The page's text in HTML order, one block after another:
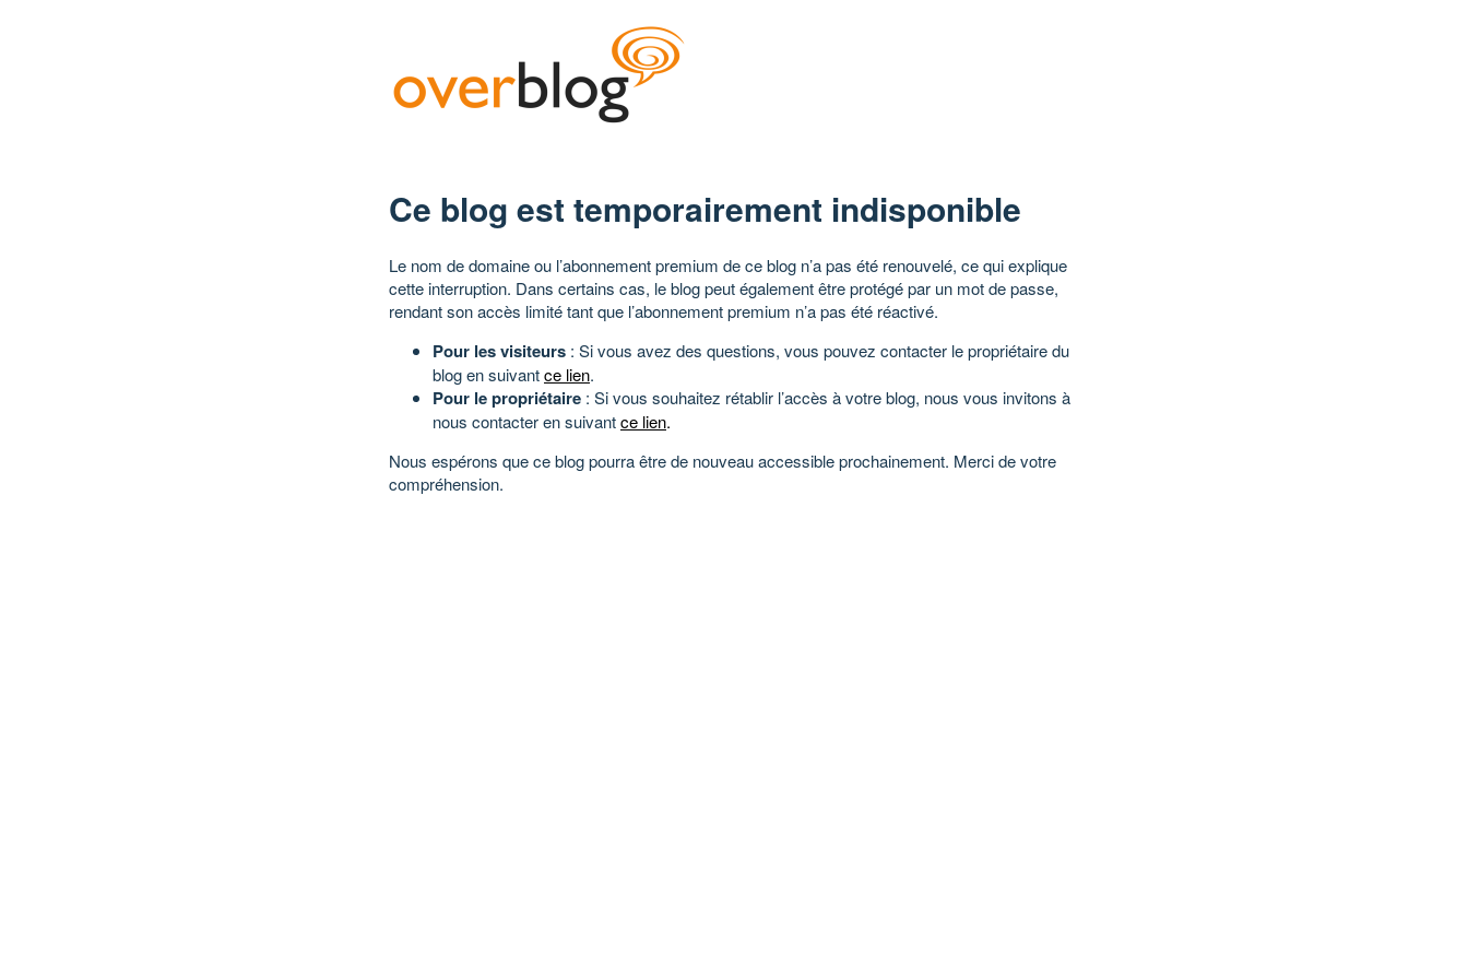
Ce blog est temporairement indisponible
Le nom de domaine ou l’abonnement premium de ce blog n’a pas été renouvelé, ce qui explique
cette interruption. Dans certains cas, le blog peut également être protégé par un mot de passe,
rendant son accès limité tant que l’abonnement premium n’a pas été réactivé.
Pour les visiteurs : Si vous avez des questions, vous pouvez contacter le propriétaire du
blog en suivantce lien.
Pour le propriétaire : Si vous souhaitez rétablir l’accès à votre blog, nous vous invitons à
nous contacter en suivantce lien.
Nous espérons que ce blog pourra être de nouveau accessible prochainement. Merci de votre
compréhension.